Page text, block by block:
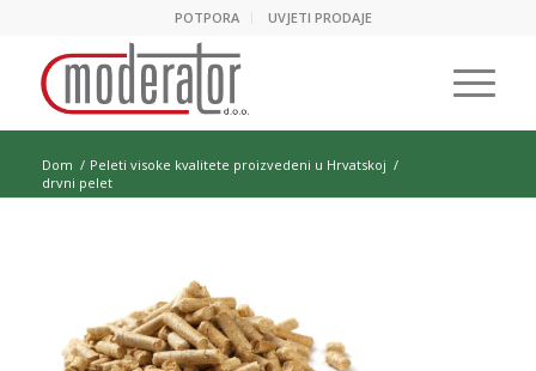
POTPORA UVJETI PRODAJE
Dom / Peleti visoke kvalitete proizvedeni u Hrvatskoj /
drvni pelet